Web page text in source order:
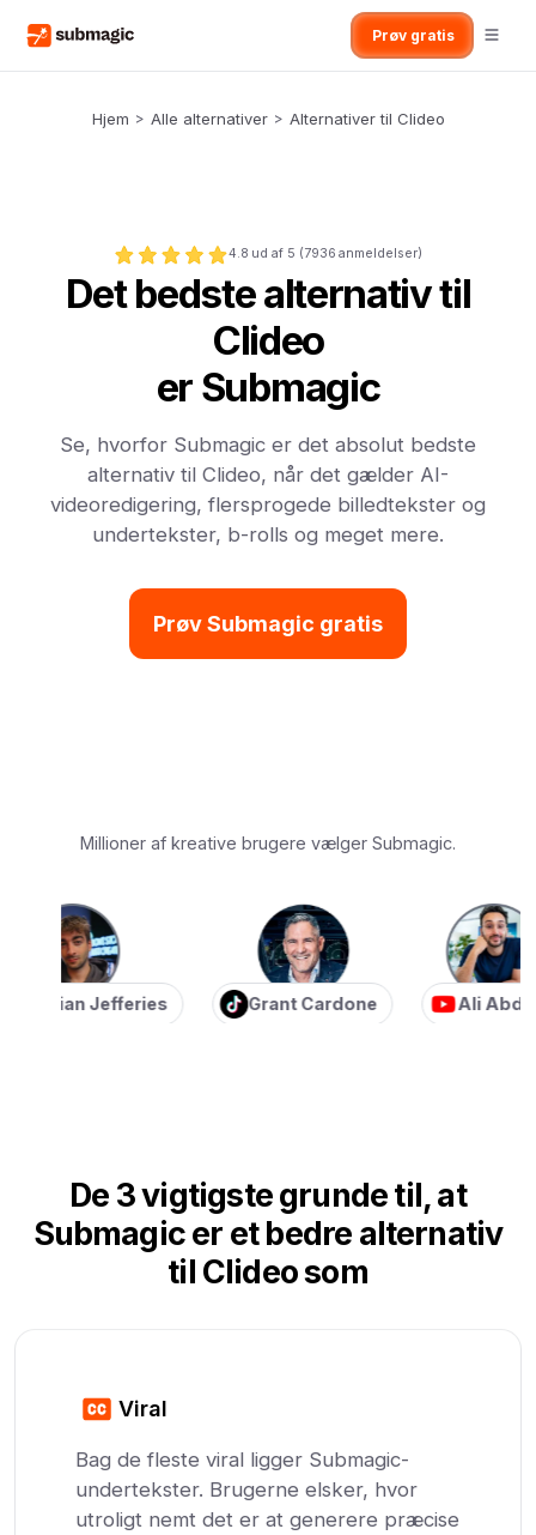
Prøv gratis
Hjem > Alle alternativer > Alternativer til Clideo
4.8 ud af 5 (7936 anmeldelser)
Det bedste alternativ til
Clideo
er Submagic
Se, hvorfor Submagic er det absolut bedste
alternativ til Clideo, når det gælder AI-
videoredigering, flersprogede billedtekster og
undertekster, b-rolls og meget mere.
Prøv Submagic gratis
Millioner af kreative brugere vælger Submagic.
Jefferies Grant Cardone Ali Abdaal
De 3 vigtigste grunde til, at
Submagic er et bedre alternativ
til Clideo som
Viral
Bag de fleste viral ligger Submagic-
undertekster. Brugerne elsker, hvor
utroligt nemt det er at generere præcise